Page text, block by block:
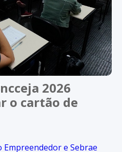
2026
o cartão de